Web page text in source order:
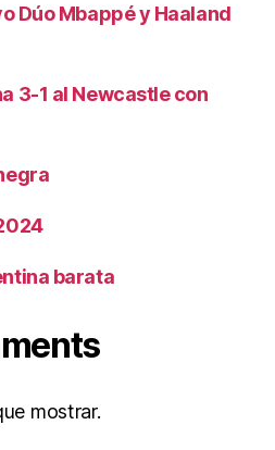
Dúo Mbappé y Haaland
3-1 al Newcastle con
barata
mostrar.